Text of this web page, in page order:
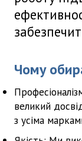
Чому
великий
з усіма